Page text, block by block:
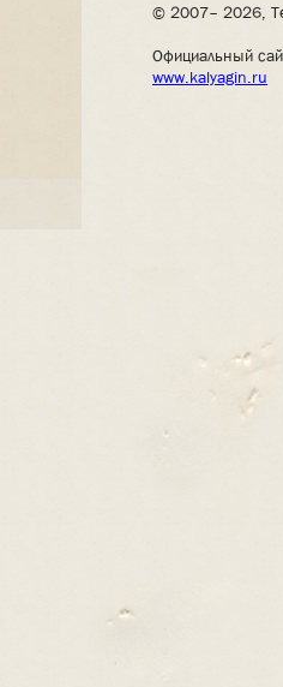
© 2007– 2026,
Официальный
www.kalyagin.ru